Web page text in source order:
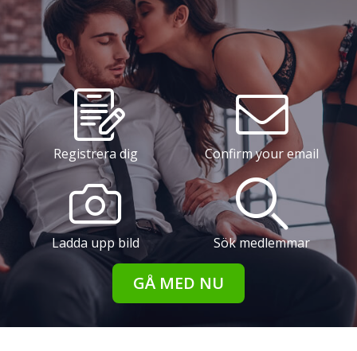
Registrera dig Confirm your email
Ladda upp bild Sök medlemmar
GÅ MED NU